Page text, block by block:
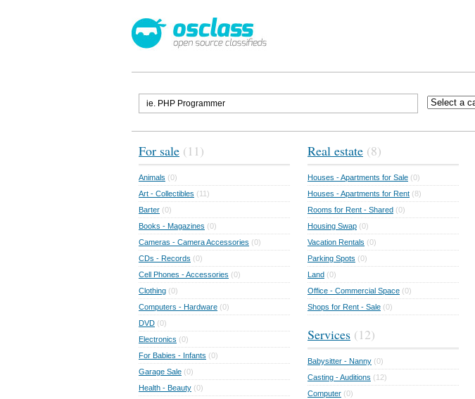
For sale (11)
Animals (0)
Art - Collectibles (11)
Barter (0)
Books - Magazines (0)
Cameras - Camera Accessories (0)
CDs - Records (0)
Cell Phones - Accessories (0)
Clothing (0)
Computers - Hardware (0)
DVD (0)
Electronics (0)
For Babies - Infants (0)
Garage Sale (0)
Health - Beauty (0)
Real estate (8)
Houses - Apartments for Sale (0)
Houses - Apartments for Rent (8)
Rooms for Rent - Shared (0)
Housing Swap (0)
Vacation Rentals (0)
Parking Spots (0)
Land (0)
Office - Commercial Space (0)
Shops for Rent - Sale (0)
Services (12)
Babysitter - Nanny (0)
Casting - Auditions (12)
Computer (0)